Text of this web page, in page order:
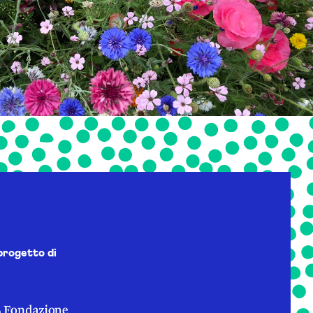
di